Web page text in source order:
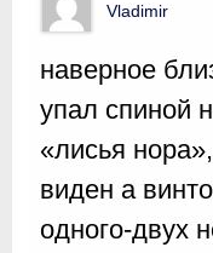
Vladimir
наверное
упал спиной
«лисья
виден а
одного-двух